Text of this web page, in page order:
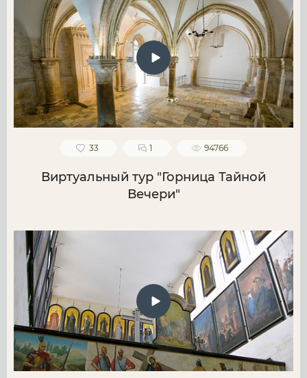
33 1 94766
Виртуальный тур "Горница Тайной
Вечери"